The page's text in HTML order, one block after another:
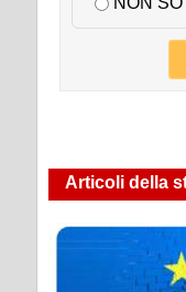
Articoli della